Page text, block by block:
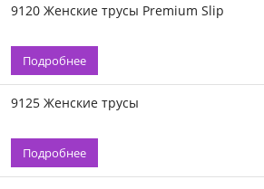
9120 Женские трусы Premium Slip
Подробнее
9125 Женские трусы
Подробнее